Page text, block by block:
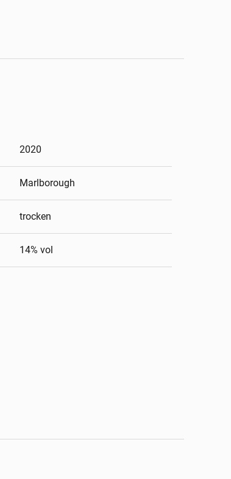
2020
Marlborough
trocken
14% vol